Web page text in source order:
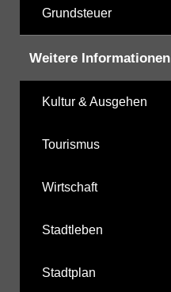
Grundsteuer
Weitere Informationen
Kultur & Ausgehen
Tourismus
Wirtschaft
Stadtleben
Stadtplan